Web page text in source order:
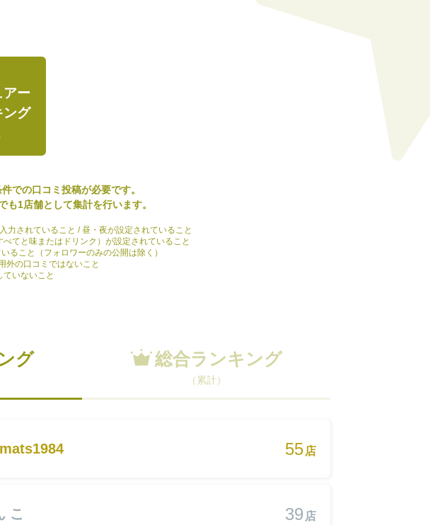
アー
ング
での口コミ投稿が必要です。
1店舗として集計を行います。
力されていること / 昼・夜が設定されていること
てと味またはドリンク）が設定されていること
ること（フォロワーのみの公開は除く）
外の口コミではないこと
いないこと
グ 総合ランキング
（累計）
55 店
こ 39 店